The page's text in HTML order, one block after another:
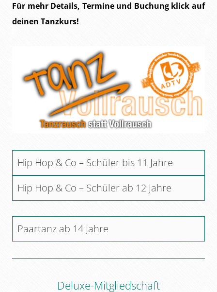
Für mehr De­tails, Ter­mi­ne und Bu­chung klick auf
dei­nen Tanz­kurs!
Hip Hop & Co – Schüler bis 11 Jahre
Hip Hop & Co – Schüler ab 12 Jahre
Paartanz ab 14 Jahre
Deluxe-Mitgliedschaft